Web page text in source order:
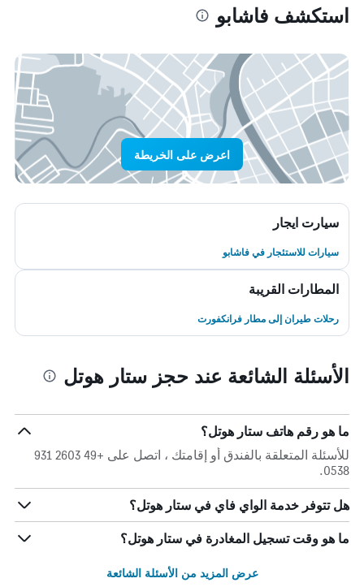
استكشف فاشابو
اعرض على الخريطة
سيارت ايجار
سيارات للاستئجار في فاشابو
المطارات القريبة
رحلات طيران إلى مطار فرانكفورت
الأسئلة الشائعة عند حجز ستار هوتل
ما هو رقم هاتف ستار هوتل؟
للأسئلة المتعلقة بالفندق أو إقامتك ، اتصل على +49 2603 931
0538.
هل تتوفر خدمة الواي فاي في ستار هوتل؟
ما هو وقت تسجيل المغادرة في ستار هوتل؟
عرض المزيد من الأسئلة الشائعة